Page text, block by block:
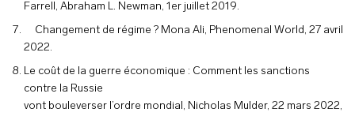
Farrell, Abraham L. Newman, 1er juillet 2019.
Changement de régime ? Mona Ali, Phenomenal World, 27 avril
2022.
Le coût de la guerre économique : Comment les sanctions
contre la Russie
vont bouleverser l’ordre mondial, Nicholas Mulder, 22 mars 2022,